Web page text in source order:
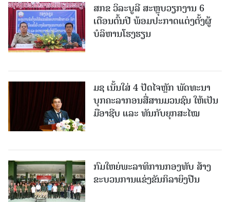
ສກຂ ວິລະບູລີ ສະຫຼຸບວຽກງານ 6
ເດືອນຕົ້ນປີ ພ້ອມປະກາດແຕ່ງຕັ້ງຜູ້
ບໍລິຫານໂຮງຮຽນ
ມຊ ເນັ້ນໃສ່ 4 ປັດໄຈຫຼັກ ພັດທະນາ
ບຸກຄະລາກອນສື່ສານມວນຊົນ ໃຫ້ເປັນ
ມືອາຊີບ ແລະ ທັນກັບຍຸກສະໄໝ
ກົມໃຫຍ່ພະລາທິການກອງທັບ ສ້າງ
ຂະບວນການແຂ່ງຂັນກິລາຍິງປືນ